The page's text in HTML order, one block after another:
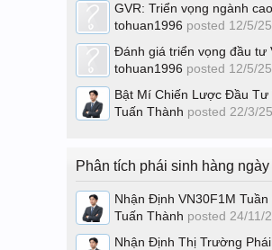
GVR: Triển vọng ngành cao
tohuan1996 posted 12/5/25
Đánh giá triển vọng đầu tư
tohuan1996 posted 12/5/25
Bật Mí Chiến Lược Đầu Tư
Tuấn Thành posted 22/3/25
Phân tích phái sinh hàng ngày
Nhận Định VN30F1M Tuần
Tuấn Thành posted 24/11/
Nhận Định Thị Trường Phái